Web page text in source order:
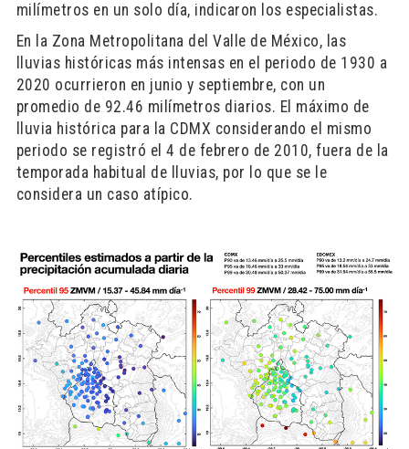
milímetros en un solo día, indicaron los especialistas.
En la Zona Metropolitana del Valle de México, las
lluvias históricas más intensas en el periodo de 1930 a
2020 ocurrieron en junio y septiembre, con un
promedio de 92.46 milímetros diarios. El máximo de
lluvia histórica para la CDMX considerando el mismo
periodo se registró el 4 de febrero de 2010, fuera de la
temporada habitual de lluvias, por lo que se le
considera un caso atípico.